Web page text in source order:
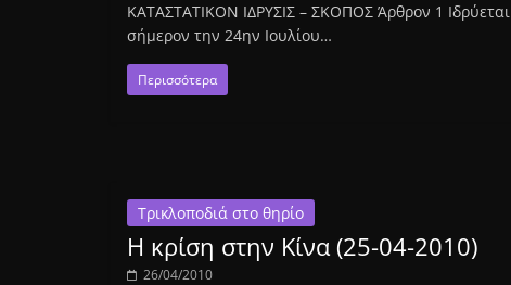
KATAΣTATIKON IΔPYΣIΣ – ΣKOΠOΣ Άρθρον 1 Iδρύεται
σήμερον την 24ην Iουλίου…
Περισσότερα
Τρικλοποδιά στο θηρίο
Η κρίση στην Κίνα (25-04-2010)
26/04/2010